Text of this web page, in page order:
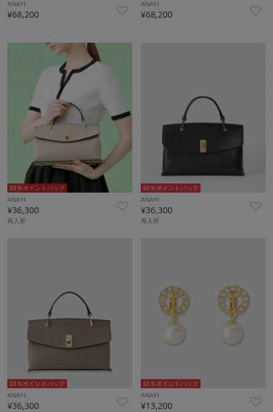
ANAYI
¥68,200
ANAYI
¥68,200
10％ポイントバック
ANAYI
¥36,300
再入荷
10％ポイントバック
ANAYI
¥36,300
再入荷
10％ポイントバック
ANAYI
¥36,300
10％ポイントバック
ANAYI
¥13,200